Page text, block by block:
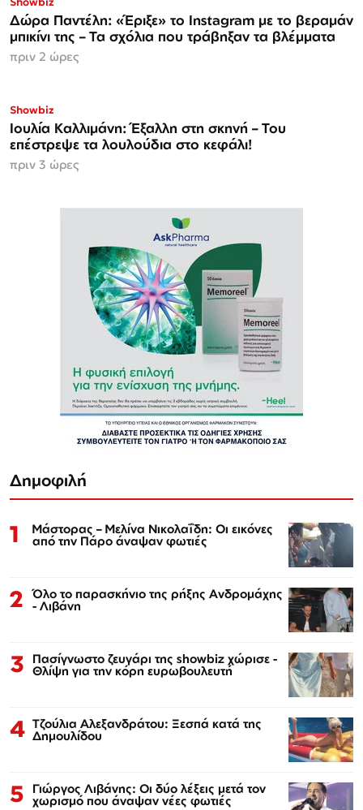
Δώρα Παντέλη: «Έριξε» το Instagram με το βεραμάν
μπικίνι της – Τα σχόλια που τράβηξαν τα βλέμματα
πριν 2 ώρες
Showbiz
Ιουλία Καλλιμάνη: Έξαλλη στη σκηνή – Του
επέστρεψε τα λουλούδια στο κεφάλι!
πριν 3 ώρες
Δημοφιλή
1 Μάστορας – Μελίνα Νικολαΐδη: Οι εικόνες
από την Πάρο άναψαν φωτιές
2 Όλο το παρασκήνιο της ρήξης Ανδρομάχης
- Λιβάνη
3 Πασίγνωστο ζευγάρι της showbiz χώρισε -
Θλίψη για την κόρη ευρωβουλευτή
4 Τζούλια Αλεξανδράτου: Ξεσπά κατά της
Δημουλίδου
5 Γιώργος Λιβάνης: Οι δύο λέξεις μετά τον
χωρισμό που άναψαν νέες φωτιές